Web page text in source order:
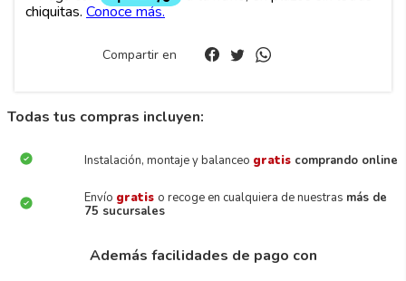
Compartir en
Todas tus compras incluyen:
Instalación, montaje y balanceo gratis comprando online
Envío gratis o recoge en cualquiera de nuestras más de
75 sucursales
Además facilidades de pago con